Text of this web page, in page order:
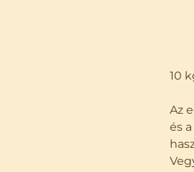
10
Az
és